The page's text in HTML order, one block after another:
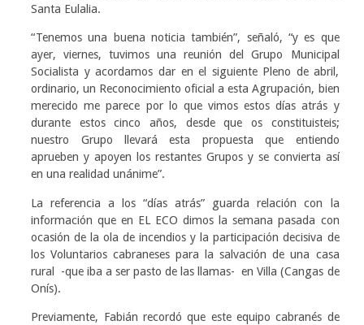
Santa Eulalia.
“Tenemos una buena noticia también”, señaló, “y es que
ayer, viernes, tuvimos una reunión del Grupo Municipal
Socialista y acordamos dar en el siguiente Pleno de abril,
ordinario, un Reconocimiento oficial a esta Agrupación, bien
merecido me parece por lo que vimos estos días atrás y
durante estos cinco años, desde que os constituisteis;
nuestro Grupo llevará esta propuesta que entiendo
aprueben y apoyen los restantes Grupos y se convierta así
en una realidad unánime”.
La referencia a los “días atrás” guarda relación con la
información que en EL ECO dimos la semana pasada con
ocasión de la ola de incendios y la participación decisiva de
los Voluntarios cabraneses para la salvación de una casa
rural -que iba a ser pasto de las llamas- en Villa (Cangas de
Onís).
Previamente, Fabián recordó que este equipo cabranés de